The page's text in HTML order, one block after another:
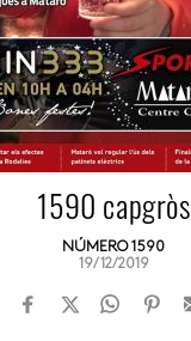
1590 capgròs
NÚMERO 1590
19/12/2019